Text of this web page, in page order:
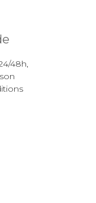
48h,